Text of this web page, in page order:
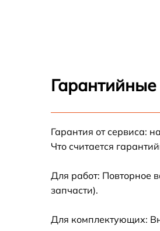
Замена фильтров
Гарантийные
Гарантия от сервиса:
Что считается
Для работ: Повторное
запчасти).
Для комплектующих: